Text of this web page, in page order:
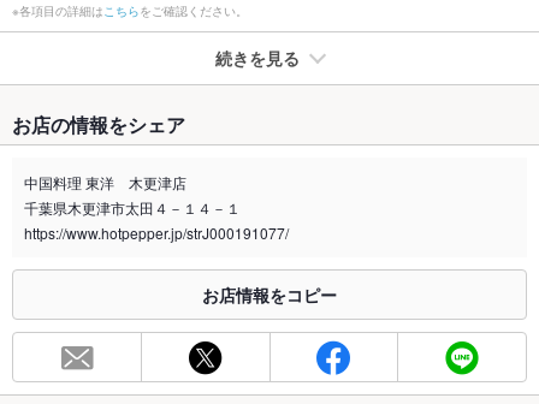
※各項目の詳細は こちらをご確認ください。
続きを見る
禁煙・喫煙
全席禁煙
喫煙専用室 なし
合わせください。
お席
147席(お座敷席(最大50名)/テーブル席:4人×8、6人×4/カウンタ
ー席)
お店の情報をシェア
中国料理 東洋 木更津店
千葉県木更津市太田４－１４－１
https://www.hotpepper.jp/strJ000191077/
お店情報をコピー